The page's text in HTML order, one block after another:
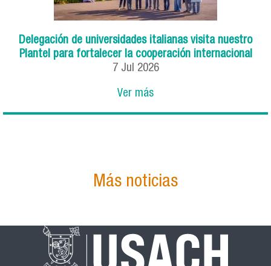
Delegación de universidades italianas visita nuestro
Plantel para fortalecer la cooperación internacional
7 Jul 2026
Ver más
Más noticias